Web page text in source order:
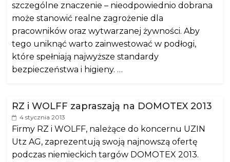
szczególne znaczenie – nieodpowiednio dobrana
może stanowić realne zagrożenie dla
pracowników oraz wytwarzanej żywności. Aby
tego uniknąć warto zainwestować w podłogi,
które spełniają najwyższe standardy
bezpieczeństwa i higieny. …
RZ i WOLFF zapraszają na DOMOTEX 2013
4 stycznia 2013
Firmy RZ i WOLFF, należące do koncernu UZIN
Utz AG, zaprezentują swoją najnowszą ofertę
podczas niemieckich targów DOMOTEX 2013.